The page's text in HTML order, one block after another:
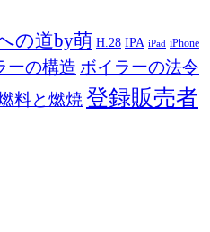
の道by萌 H.28 IPA iPad iPhone
ーの構造 ボイラーの法令
料と燃焼 登録販売者